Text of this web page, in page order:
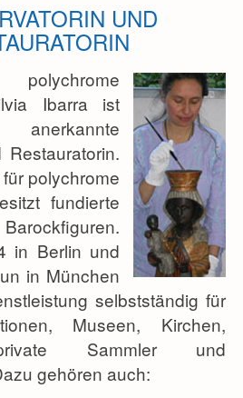
UND
Ibarra ist
polychrome
fundierte
in Berlin und
in München
selbstständig für
Museen, Kirchen,
Sammler und
gehören auch: